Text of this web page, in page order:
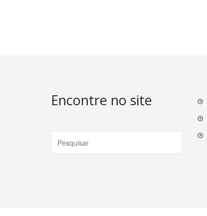
Encontre no site